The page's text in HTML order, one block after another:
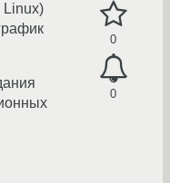
0
0
Linux)